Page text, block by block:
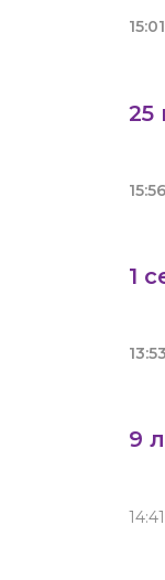
15:01
25
15:56
1
13:53
9
14:41